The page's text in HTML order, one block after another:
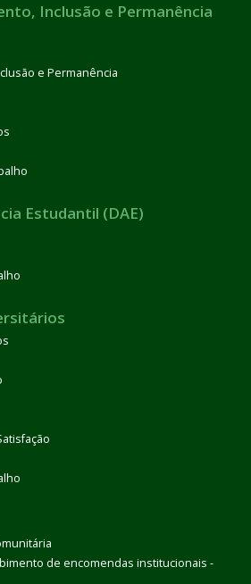
Inclusão e Permanência
e Permanência
Estudantil (DAE)
de encomendas institucionais -